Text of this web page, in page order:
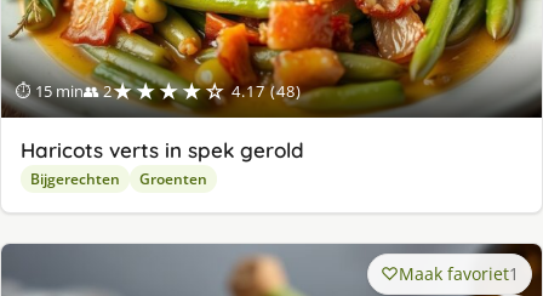
⏱ 15 min👥 2★★★★☆ 4.17 (48)
Haricots verts in spek gerold
Bijgerechten Groenten
Maak favoriet1